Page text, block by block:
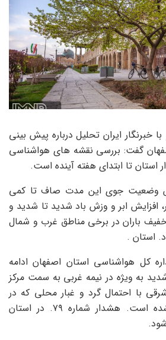
خبرنگار ایران تحلیل درباره پیش بینی
گفت: بررسی نقشه های هواشناسی
استان تا ابتدای هفته آینده است.
وضعیت جوی این مدت صاف تا کمی
افزایش ابر و وزش باد شدید تا شدید و
خفیف باران در برخی مناطق غرب و شمال
استان .
کل هواشناسی استان اصفهان ادامه
به ویژه در نیمه غربی به سمت مرکز
با احتمال گرد و غبار محلی که در
زمان زرد اطلاع داده شده است. هشدار شماره ۷۹. در استان